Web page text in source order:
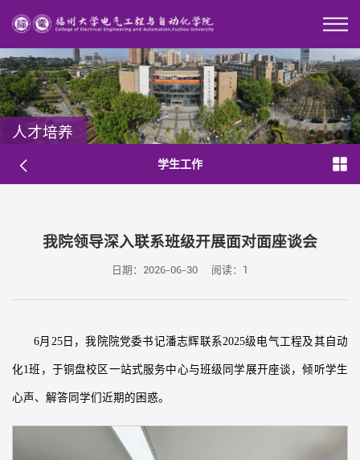
人才培养
学生工作
我院领导深入联系班级开展面对面座谈会
日期：2026-06-30 阅读： 1
6月25日，我院院党委书记潘志辉联系2025级电气工程及其自动
化1班，于铜盘校区一站式服务中心与班级同学展开座谈，倾听学生
心声、解答同学们近期的困惑。